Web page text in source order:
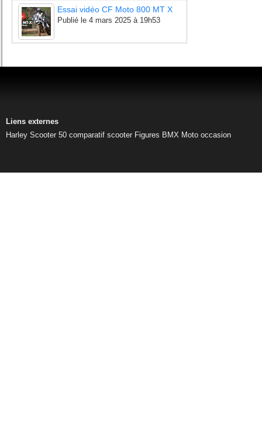
Essai vidéo CF Moto 800 MT X
Publié le 4 mars 2025 à 19h53
Liens externes
Harley Scooter 50 comparatif scooter Figures BMX Moto occasion